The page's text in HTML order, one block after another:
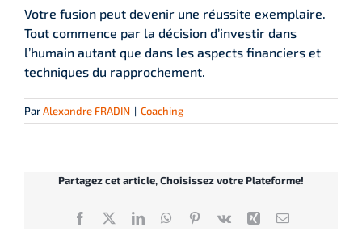
Votre fusion peut devenir une réussite exemplaire.
Tout commence par la décision d’investir dans
l’humain autant que dans les aspects financiers et
techniques du rapprochement.
ParAlexandre FRADIN | Coaching
Partagez cet article, Choisissez votre Plateforme!
Facebook
X LinkedInWhatsApp
Pinterest
Vk Xing Email